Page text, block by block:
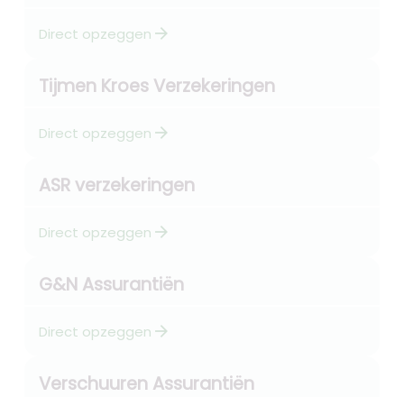
Direct opzeggen arrow_forward
Tijmen Kroes Verzekeringen
Direct opzeggen arrow_forward
ASR verzekeringen
Direct opzeggen arrow_forward
G&N Assurantiën
Direct opzeggen arrow_forward
Verschuuren Assurantiën